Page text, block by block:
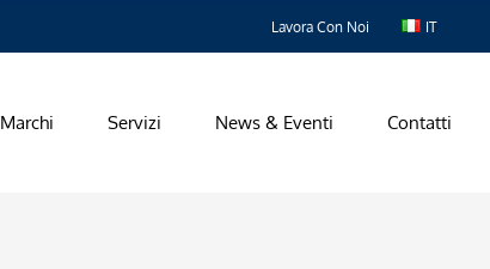
Lavora Con Noi IT
Marchi Servizi News & Eventi Contatti